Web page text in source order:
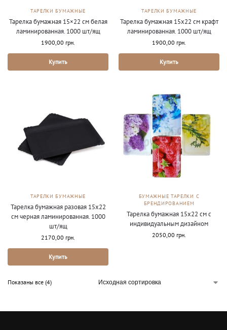
ТАРЕЛКИ БУМАЖНЫЕ
Тарелка бумажная 15×22 см белая
ламинированная. 1000 шт/ящ
1900,00 грн.
Купить
ТАРЕЛКИ БУМАЖНЫЕ
Тарелка бумажная 15х22 см крафт
ламинированная. 1000 шт/ящ
1900,00 грн.
Купить
ТАРЕЛКИ БУМАЖНЫЕ
Тарелка бумажная разовая 15х22
см черная ламинированная. 1000
шт/ящ
2170,00 грн.
Купить
БУМАЖНЫЕ ТАРЕЛКИ С
БРЕНДИРОВАНИЕМ
Тарелка бумажная 15х22 см с
индивидуальным дизайном
2050,00 грн.
Показаны все (4)